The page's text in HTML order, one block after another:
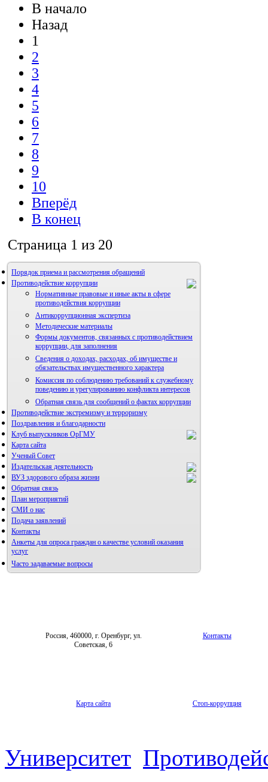
В начало
Назад
1
2
3
4
5
6
7
8
9
10
Вперёд
В конец
Страница 1 из 20
Порядок приема и рассмотрения обращений
Противодействие коррупции
Нормативные правовые и иные акты в сфере
противодействия коррупции
Антикоррупционная экспертиза
Методические материалы
Формы документов, связанных с противодействием
коррупции, для заполнения
Сведения о доходах, расходах, об имуществе и
обязательствах имущественного характера
Комиссия по соблюдению требований к служебному
поведению и урегулированию конфликта интересов
Обратная связь для сообщений о фактах коррупции
Противодействие экстремизму и терроризму
Поздравления и благодарности
Клуб выпускников ОрГМУ
Карта сайта
Ученый Совет
Издательская деятельность
Альманах молодой науки
ВУЗ здорового образа жизни
Фотогалерея
Обратная связь
План мероприятий
СМИ о нас
Подача заявлений
Контакты
Анкеты для опроса граждан о качестве условий оказания
услуг
Часто задаваемые вопросы
Россия, 460000, г. Оренбург, ул.
Советская, 6
Контакты
Карта сайта Стоп-коррупция
Университет